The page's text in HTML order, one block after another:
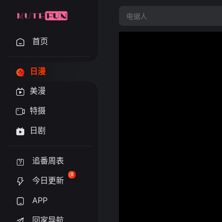
首页
日漫
美漫
特摄
日剧
追番周表
今日更新
8
APP
回家导航